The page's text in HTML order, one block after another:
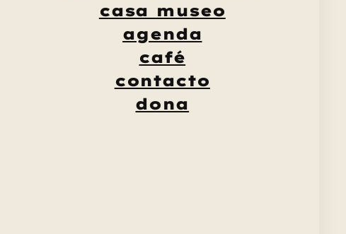
casa museo
agenda
café
contacto
dona